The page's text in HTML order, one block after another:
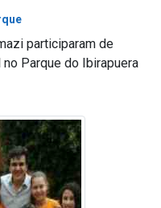
participaram de
Parque do Ibirapuera